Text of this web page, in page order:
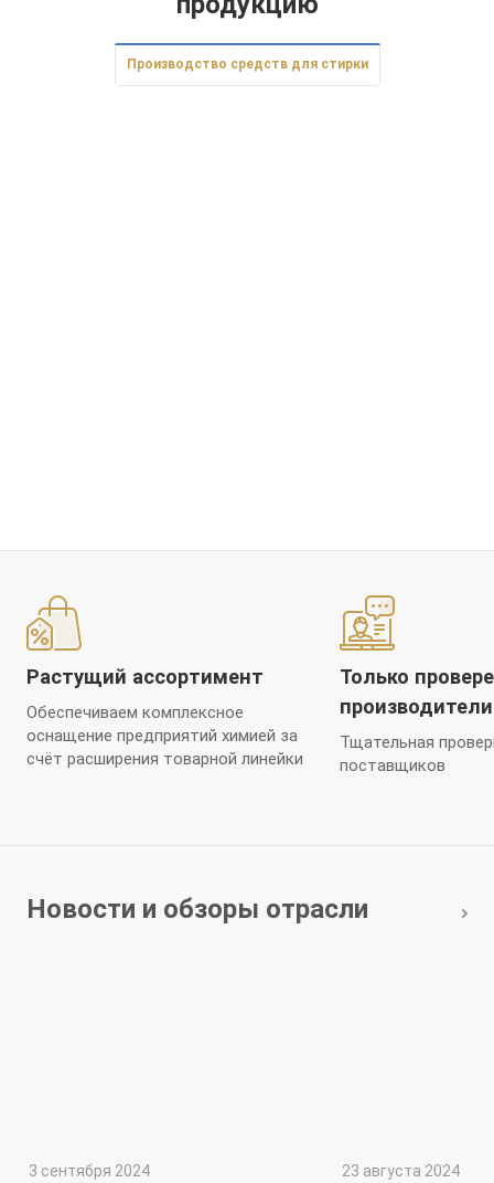
Производство средств для стирки
Растущий ассортимент
Обеспечиваем комплексное
оснащение предприятий химией за
счёт расширения товарной линейки
Только
производители
Тщательная
поставщиков
Новости и обзоры отрасли
3 сентября 2024 23 августа 2024